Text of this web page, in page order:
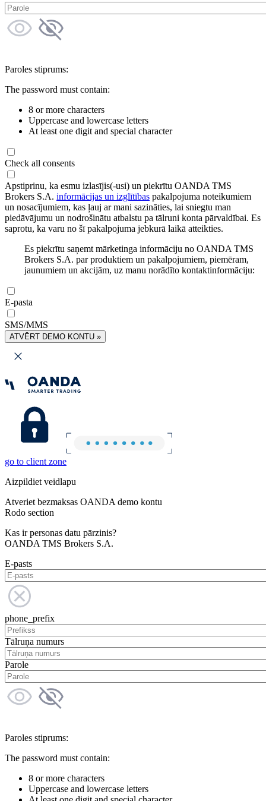
Paroles stiprums:
The password must contain:
8 or more characters
Uppercase and lowercase letters
At least one digit and special character
Check all consents
Apstiprinu, ka esmu izlasījis(-usi) un piekrītu OANDA TMS
Brokers S.A. informācijas un izglītības pakalpojuma noteikumiem
un nosacījumiem, kas ļauj ar mani sazināties, lai sniegtu man
piedāvājumu un nodrošinātu atbalstu pa tālruni konta pārvaldībai. Es
saprotu, ka varu no šī pakalpojuma jebkurā laikā atteikties.
Es piekrītu saņemt mārketinga informāciju no OANDA TMS
Brokers S.A. par produktiem un pakalpojumiem, piemēram,
jaunumiem un akcijām, uz manu norādīto kontaktinformāciju:
E-pasta
SMS/MMS
ATVĒRT DEMO KONTU »
go to client zone
Aizpildiet veidlapu
Atveriet bezmaksas OANDA demo kontu
Rodo section
Kas ir personas datu pārzinis?
OANDA TMS Brokers S.A.
E-pasts
phone_prefix
Tālruņa numurs
Parole
Paroles stiprums:
The password must contain:
8 or more characters
Uppercase and lowercase letters